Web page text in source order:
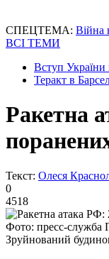
СПЕЦТЕМА: Війна
ВСІ ТЕМИ
Вступ
Теракт в
Ракетна
Текст: Олеся
0
4518
Фото: пресс-служба
Зруйнований